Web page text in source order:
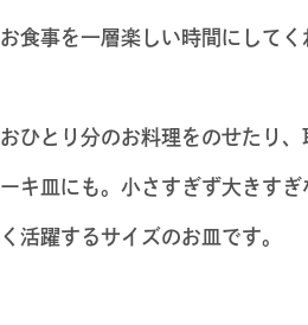
お食事を一層楽しい時間にしてく
おひとり分のお料理をのせたり
ーキ皿にも。小さすぎず大きす
く活躍するサイズのお皿です。